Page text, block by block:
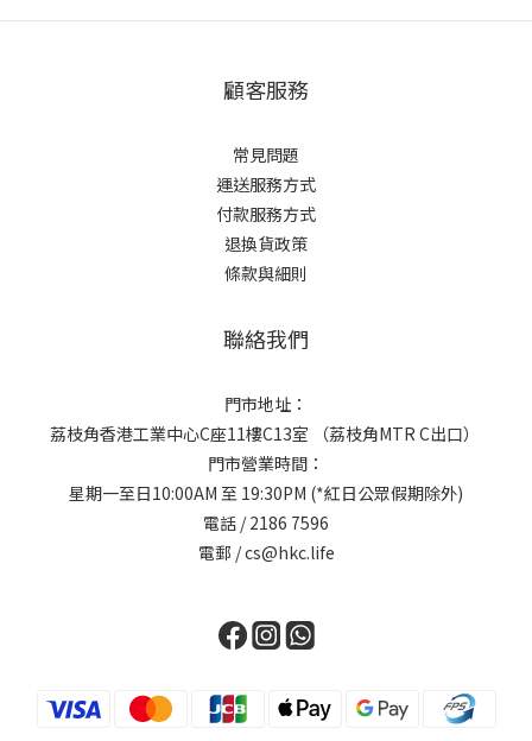
顧客服務
常見問題
運送服務方式
付款服務方式
退換貨政策
條款與細則
聯絡我們
門市地址：
荔枝角香港工業中心C座11樓C13室 （荔枝角MTR C出口）
門市營業時間：
星期一至日10:00AM 至 19:30PM (*紅日公眾假期除外)
電話 / 2186 7596
電郵 / cs@hkc.life